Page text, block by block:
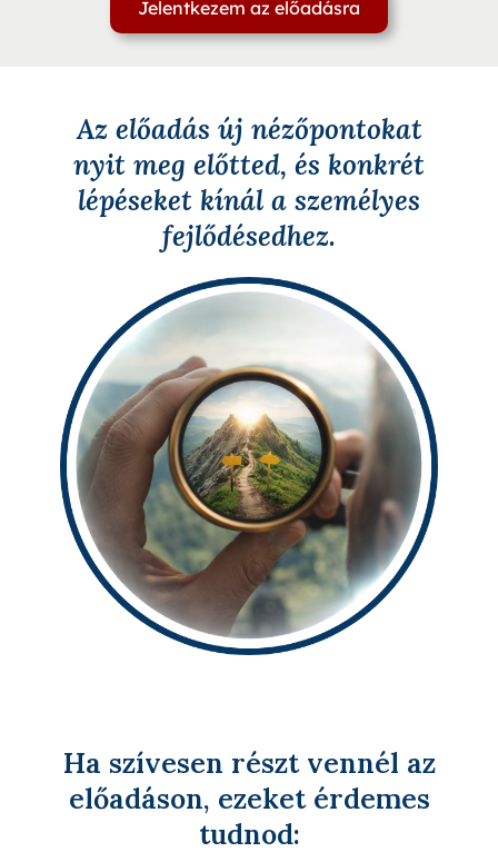
Jelentkezem az előadásra
Az előadás új nézőpontokat
nyit meg előtted, és konkrét
lépéseket kínál a személyes
fejlődésedhez.
Ha szívesen részt vennél az
előadáson, ezeket érdemes
tudnod: